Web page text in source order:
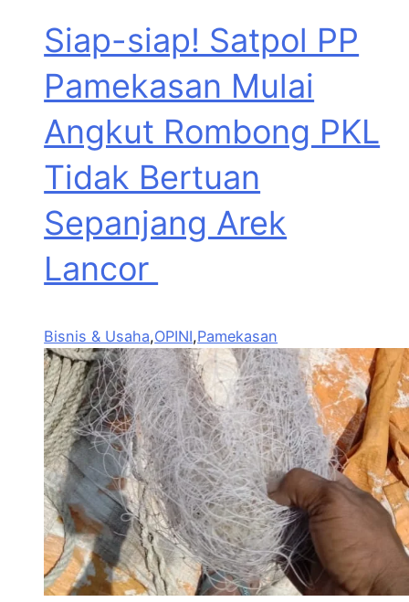
Siap-siap! Satpol PP
Pamekasan Mulai
Angkut Rombong PKL
Tidak Bertuan
Sepanjang Arek
Lancor
Bisnis & Usaha,OPINI,Pamekasan